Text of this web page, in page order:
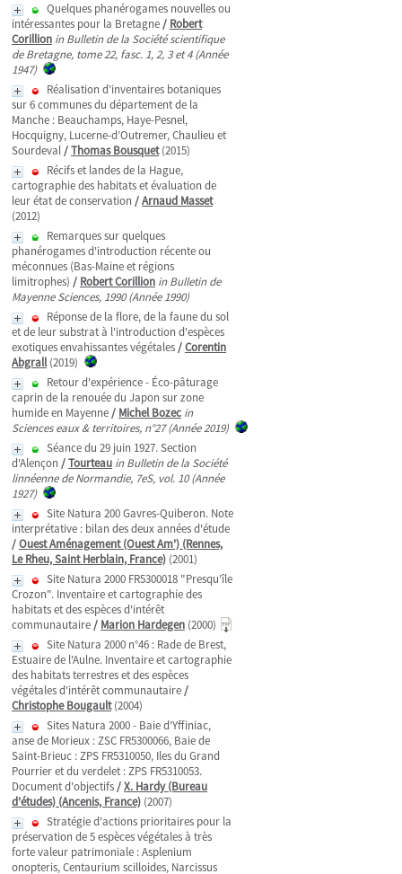
Quelques phanérogames nouvelles ou
intéressantes pour la Bretagne/ Robert
Corillion in Bulletin de la Société scientifique
de Bretagne, tome 22, fasc. 1, 2, 3 et 4 (Année
1947)
Réalisation d’inventaires botaniques
sur 6 communes du département de la
Manche : Beauchamps, Haye-Pesnel,
Hocquigny, Lucerne-d’Outremer, Chaulieu et
Sourdeval/Thomas Bousquet(2015)
Récifs et landes de la Hague,
cartographie des habitats et évaluation de
leur état de conservation /Arnaud Masset
(2012)
Remarques sur quelques
phanérogames d'introduction récente ou
méconnues (Bas-Maine et régions
limitrophes) / Robert Corillion in Bulletin de
Mayenne Sciences, 1990 (Année 1990)
Réponse de la flore, de la faune du sol
et de leur substrat à l'introduction d'espèces
exotiques envahissantes végétales/Corentin
Abgrall(2019)
Retour d'expérience - Éco-pâturage
caprin de la renouée du Japon sur zone
humide en Mayenne/ Michel Bozec in
Sciences eaux & territoires, n°27 (Année 2019)
Séance du 29 juin 1927. Section
d'Alençon /Tourteau in Bulletin de la Société
linnéenne de Normandie, 7eS, vol. 10 (Année
1927)
Site Natura 200 Gavres-Quiberon. Note
interprétative : bilan des deux années d'étude
/Ouest Aménagement (Ouest Am') (Rennes,
Le Rheu, Saint Herblain, France) (2001)
Site Natura 2000 FR5300018 "Presqu'île
Crozon". Inventaire et cartographie des
habitats et des espèces d'intérêt
communautaire/ Marion Hardegen (2000)
Site Natura 2000 n°46 : Rade de Brest,
Estuaire de l'Aulne. Inventaire et cartographie
des habitats terrestres et des espèces
végétales d'intérêt communautaire/
Christophe Bougault(2004)
Sites Natura 2000 - Baie d'Yffiniac,
anse de Morieux : ZSC FR5300066, Baie de
Saint-Brieuc : ZPS FR5310050, Iles du Grand
Pourrier et du verdelet : ZPS FR5310053.
Document d'objectifs/X. Hardy (Bureau
d'études) (Ancenis, France) (2007)
Stratégie d'actions prioritaires pour la
préservation de 5 espèces végétales à très
forte valeur patrimoniale : Asplenium
onopteris, Centaurium scilloides, Narcissus